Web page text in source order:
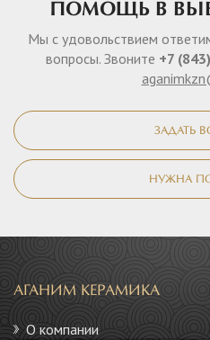
ПОМОЩЬ В
Мы с удовольствием
вопросы. Звоните +7
ЗАДАТЬ
НУЖНА
АГАНИМ КЕРАМИКА
О компании